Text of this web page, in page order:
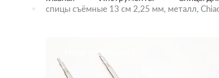
спицы съёмные 13 см 2,25 мм, металл,
ТОВАР ОТСУТСТВУЕТ